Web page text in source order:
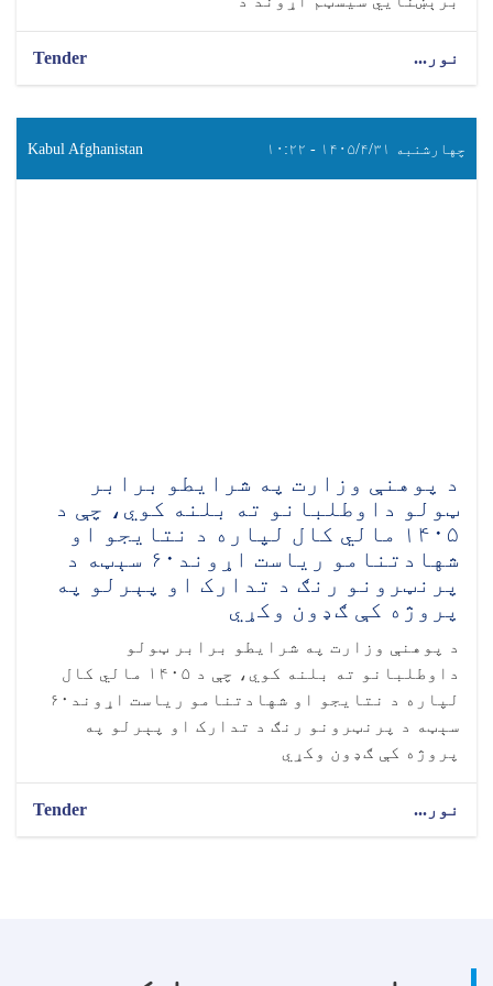
نور... Tender
چهارشنبه ۱۴۰۵/۴/۳۱ - ۱۰:۲۲ Kabul Afghanistan
د پوهنې وزارت په شرایطو برابر
ټولو داوطلبانو ته بلنه کوي، چې د
۱۴۰۵ مالي کال لپاره د نتایجو او
شهادتنامو ریاست اړوند۶۰ سېټه د
پرنټرونو رنګ د تدارک او پېرلو په
پروژه کې ګډون وکړي
د پوهنې وزارت په شرایطو برابر ټولو
داوطلبانو ته بلنه کوي، چې د ۱۴۰۵ مالي کال
لپاره د نتایجو او شهادتنامو ریاست اړوند۶۰
سېټه د پرنټرونو رنګ د تدارک او پېرلو په
پروژه کې ګډون وکړي
نور... Tender